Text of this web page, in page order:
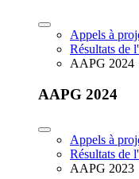
Appels à
Résultats de
AAPG 2024
AAPG 2024
Appels à
Résultats de
AAPG 2023